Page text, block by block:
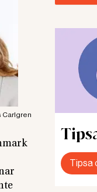
Carlgren
Tipsa